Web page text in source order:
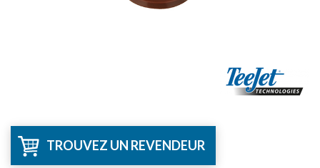
TROUVEZ UN REVENDEUR